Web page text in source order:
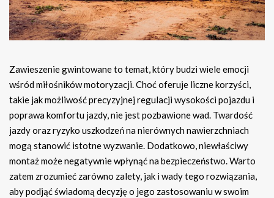
Zawieszenie gwintowane to temat, który budzi wiele emocji
wśród miłośników motoryzacji. Choć oferuje liczne korzyści,
takie jak możliwość precyzyjnej regulacji wysokości pojazdu i
poprawa komfortu jazdy, nie jest pozbawione wad. Twardość
jazdy oraz ryzyko uszkodzeń na nierównych nawierzchniach
mogą stanowić istotne wyzwanie. Dodatkowo, niewłaściwy
montaż może negatywnie wpłynąć na bezpieczeństwo. Warto
zatem zrozumieć zarówno zalety, jak i wady tego rozwiązania,
aby podjąć świadomą decyzję o jego zastosowaniu w swoim